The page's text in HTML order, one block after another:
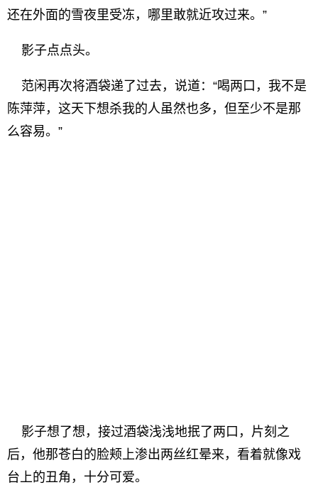
还在外面的雪夜里受冻，哪里敢就近攻过来。”
影子点点头。
范闲再次将酒袋递了过去，说道：“喝两口，我不是
陈萍萍，这天下想杀我的人虽然也多，但至少不是那
么容易。”
影子想了想，接过酒袋浅浅地抿了两口，片刻之
后，他那苍白的脸颊上渗出两丝红晕来，看着就像戏
台上的丑角，十分可爱。